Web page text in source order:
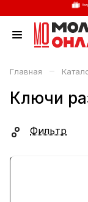
Главная –
Ключи
Фильтр